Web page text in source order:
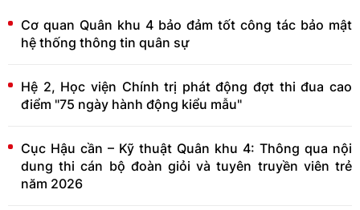
Cơ quan Quân khu 4 bảo đảm tốt công tác bảo mật
hệ thống thông tin quân sự
Hệ 2, Học viện Chính trị phát động đợt thi đua cao
điểm "75 ngày hành động kiểu mẫu"
Cục Hậu cần – Kỹ thuật Quân khu 4: Thông qua nội
dung thi cán bộ đoàn giỏi và tuyên truyền viên trẻ
năm 2026